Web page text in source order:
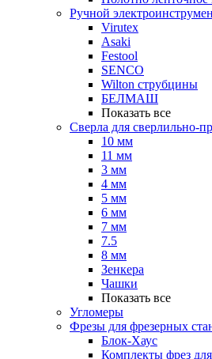
Ручной
Virutex
Asaki
Festool
SENCO
Wilton струбцины
БЕЛМАШ
Показать все
Сверла для сверлильно-
10 мм
11 мм
3 мм
4 мм
5 мм
6 мм
7 мм
7.5
8 мм
Зенкера
Чашки
Показать все
Угломеры
Фрезы для фрезерных
Блок-Хаус
Комплекты фрез